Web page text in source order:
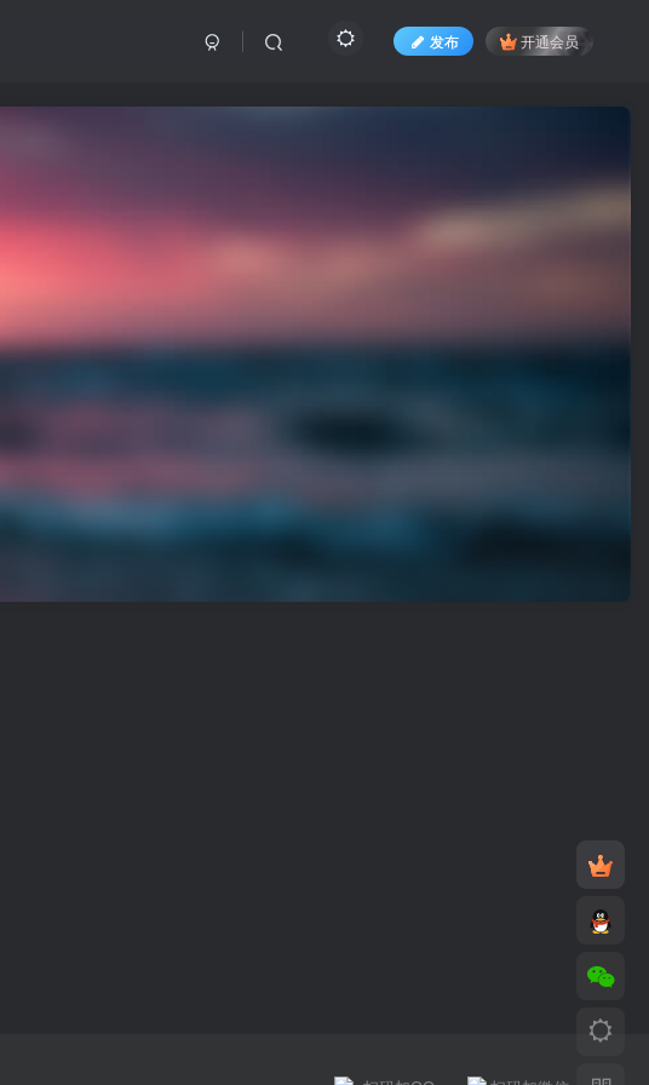
发布 开通会员